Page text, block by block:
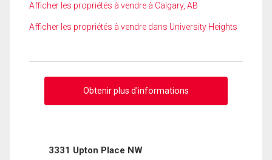
Afficher les propriétés à vendre à Calgary, AB
Afficher les propriétés à vendre dans University Heights
Obtenir plus d'informations
3331 Upton Place NW